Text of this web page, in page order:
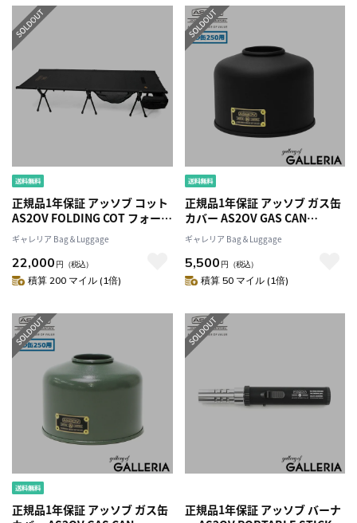
正規品1年保証 アッソブ コット
AS2OV FOLDING COT フォール
ディングコット 簡易ベッド
2WAY ハイコット ローコット ワ
イド 折りたたみ 持ち運び コン
パクト 耐荷重150kg ナイロン
ギャレリア Bag＆Luggage
22,000 円 （税込）
積算 200 マイル (1倍)
正規品1年保証 アッソブ ガス缶
カバー AS2OV GAS CAN
COVER for 250g PLATE OD缶
カバー 250用 OD缶 カバー スチ
ール 鉄 プレート ロゴ 燕三条 燕
市 日本製 アウトドア キャンプ
ギャレリア Bag＆Luggage
5,500 円 （税込）
積算 50 マイル (1倍)
正規品1年保証 アッソブ ガス缶
正規品1年保証 アッソブ バーナ